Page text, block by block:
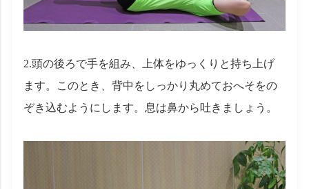
2.頭の後ろで手を組み、上体をゆっくりと持ち上げ
ます。このとき、背中をしっかり丸めておへそをの
ぞき込むようにします。息は鼻から吐きましょう。